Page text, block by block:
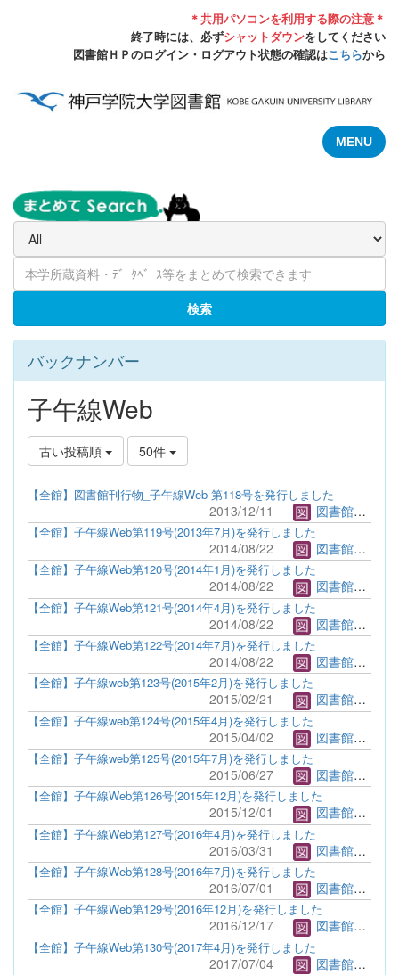
＊共用パソコンを利用する際の注意＊
終了時には、必ずシャットダウンをしてください
図書館ＨＰのログイン・ログアウト状態の確認はこちらから
MENU
検索
バックナンバー
子午線Web
古い投稿順 50件
【全館】図書館刊行物_子午線Web 第118号を発行しました
2013/12/11 図書館管理者
【全館】子午線Web第119号(2013年7月)を発行しました
2014/08/22 図書館管理者
【全館】子午線Web第120号(2014年1月)を発行しました
2014/08/22 図書館管理者
【全館】子午線Web第121号(2014年4月)を発行しました
2014/08/22 図書館管理者
【全館】子午線Web第122号(2014年7月)を発行しました
2014/08/22 図書館管理者
【全館】子午線web第123号(2015年2月)を発行しました
2015/02/21 図書館管理者
【全館】子午線web第124号(2015年4月)を発行しました
2015/04/02 図書館管理者
【全館】子午線web第125号(2015年7月)を発行しました
2015/06/27 図書館管理者
【全館】子午線Web第126号(2015年12月)を発行しました
2015/12/01 図書館管理者
【全館】子午線Web第127号(2016年4月)を発行しました
2016/03/31 図書館管理者
【全館】子午線Web第128号(2016年7月)を発行しました
2016/07/01 図書館管理者
【全館】子午線Web第129号(2016年12月)を発行しました
2016/12/17 図書館管理者
【全館】子午線Web第130号(2017年4月)を発行しました
2017/07/04 図書館管理者